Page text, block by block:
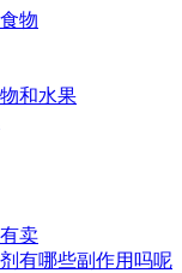
物
和水果
卖
有哪些副作用吗呢